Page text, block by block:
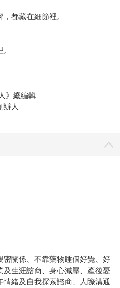
都藏在細節裡。
》總編輯
人
關係、不靠藥物睡個好覺、好
生涯諮商、身心減壓、產後憂
緒及自我探索諮商、人際溝通